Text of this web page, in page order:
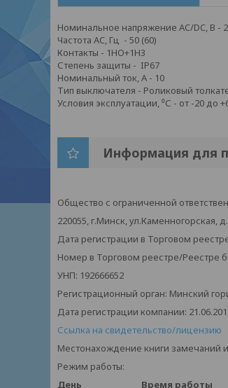
Номинальное напряжение AC/DC, В -
Частота AC, Гц - 50 (60)
Контакты - 1НO+1Н3
Степень защиты - IP67
Номинальный ток, А - 10
Тип выключателя - Роликовый
Условия эксплуатации, ⁰С - от -20 до
Информация для
Общество с ограниченной
220055, г.Минск, ул.Каменногорская,
Дата регистрации в Торговом
Номер в Торговом реестре/Реестре
УНП: 192666652
Регистрационный орган: Минский
Дата регистрации компании:
Ссылка на свидетельство/лицензию
Местонахождение книги замечаний
Режим работы:
День
Время работы